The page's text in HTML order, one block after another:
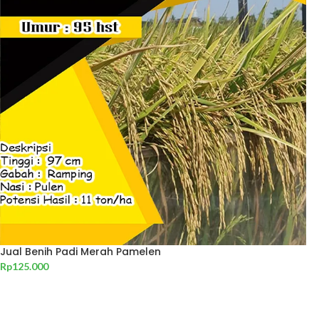
Jual Benih Padi Merah Pamelen
Rp125.000